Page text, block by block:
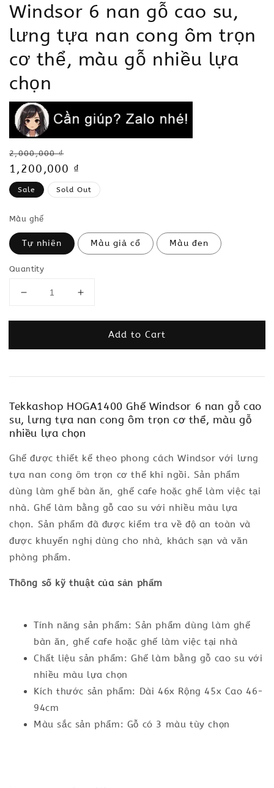
Windsor 6 nan gỗ cao su,
lưng tựa nan cong ôm trọn
cơ thể, màu gỗ nhiều lựa
chọn
Regular
price
2,000,000 ₫
Sale
price
1,200,000 ₫
Sale Sold Out
Màu ghế
Tự nhiên Màu giả cổ Màu đen
Quantity
Add to Cart
Tekkashop HOGA1400 Ghế Windsor 6 nan gỗ cao
su, lưng tựa nan cong ôm trọn cơ thể, màu gỗ
nhiều lựa chọn
Ghế được thiết kế theo phong cách Windsor với lưng
tựa nan cong ôm trọn cơ thể khi ngồi. Sản phẩm
dùng làm ghế bàn ăn, ghế cafe hoặc ghế làm việc tại
nhà. Ghế làm bằng gỗ cao su với nhiều màu lựa
chọn. Sản phẩm đã được kiểm tra về độ an toàn và
được khuyến nghị dùng cho nhà, khách sạn và văn
phòng phẩm.
Thông số kỹ thuật của sản phẩm
Tính năng sản phẩm: Sản phẩm dùng làm ghế
bàn ăn, ghế cafe hoặc ghế làm việc tại nhà
Chất liệu sản phẩm: Ghế làm bằng gỗ cao su với
nhiều màu lựa chọn
Kích thước sản phẩm: Dài 46x Rộng 45x Cao 46-
94cm
Màu sắc sản phẩm: Gỗ có 3 màu tùy chọn